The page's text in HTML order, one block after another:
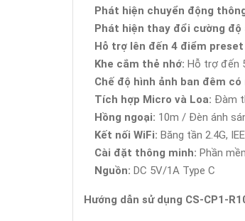
Phát hiện chuyển động
Phát hiện thay đổi cường độ
Hỗ trợ lên đến 4 điểm preset
Khe cắm thẻ nhớ: Hỗ trợ đến
Chế độ hình ảnh ban đêm
Tích hợp Micro và Loa: Đàm
Hồng ngoại: 10m / Đèn ánh
Kết nối WiFi: Băng tần 2.4G,
Cài đặt thông minh: Phần
Nguồn: DC 5V/1A Type C
Hướng dẫn sử dụng CS-CP1-